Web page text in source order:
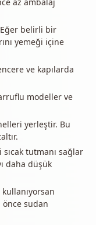
Eğer belirli bir
yemeği içine
ve kapılarda
modeller ve
yerleştir. Bu
tutmanı sağlar
daha düşük
önce sudan